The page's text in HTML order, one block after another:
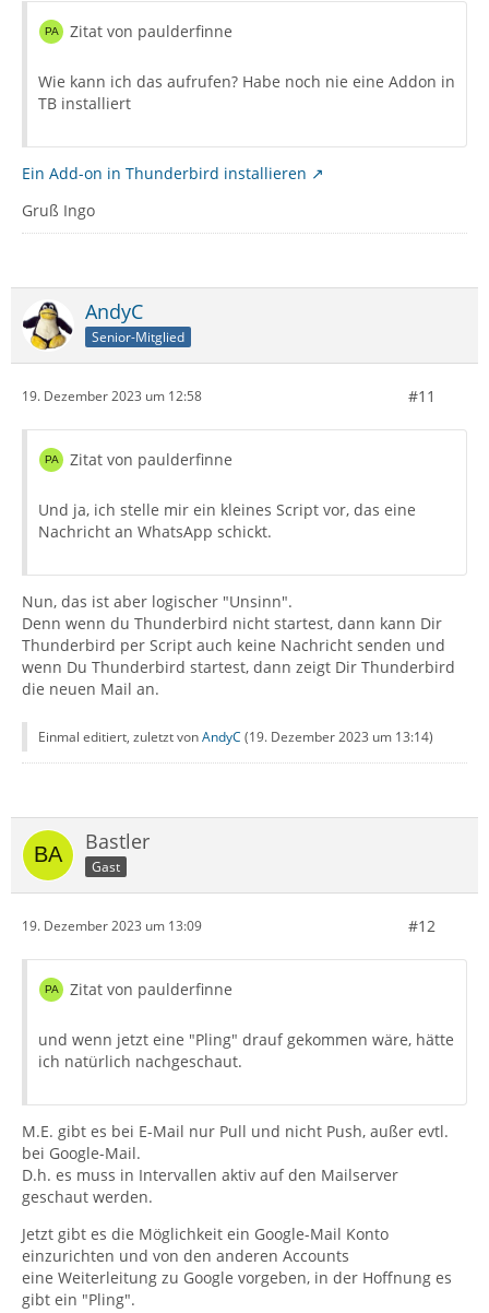
Zitat von paulderfinne
Wie kann ich das aufrufen? Habe noch nie eine Addon in
TB installiert
Ein Add-on in Thunderbird installieren
Gruß Ingo
AndyC
Senior-Mitglied
19. Dezember 2023 um 12:58 #11
Zitat von paulderfinne
Und ja, ich stelle mir ein kleines Script vor, das eine
Nachricht an WhatsApp schickt.
Nun, das ist aber logischer "Unsinn".
Denn wenn du Thunderbird nicht startest, dann kann Dir
Thunderbird per Script auch keine Nachricht senden und
wenn Du Thunderbird startest, dann zeigt Dir Thunderbird
die neuen Mail an.
Einmal editiert, zuletzt vonAndyC (19. Dezember 2023 um 13:14)
Bastler
Gast
19. Dezember 2023 um 13:09 #12
Zitat von paulderfinne
und wenn jetzt eine "Pling" drauf gekommen wäre, hätte
ich natürlich nachgeschaut.
M.E. gibt es bei E-Mail nur Pull und nicht Push, außer evtl.
bei Google-Mail.
D.h. es muss in Intervallen aktiv auf den Mailserver
geschaut werden.
Jetzt gibt es die Möglichkeit ein Google-Mail Konto
einzurichten und von den anderen Accounts
eine Weiterleitung zu Google vorgeben, in der Hoffnung es
gibt ein "Pling".